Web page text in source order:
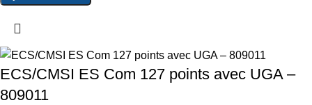
ECS/CMSI ES Com 127 points avec UGA –
809011